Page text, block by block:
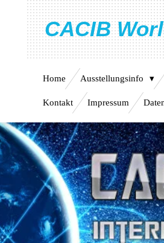
CACIB
Home Ausstellungsinfo
Kontakt Impressum